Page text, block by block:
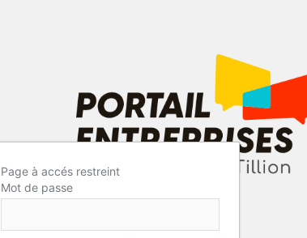
Page à accés restreint
Mot de passe